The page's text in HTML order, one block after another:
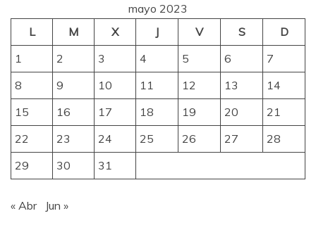
mayo 2023
L
M X J V S
D
1
2 3 4 5 6
7
8
9 10 11 12 13
14
15
16 17 18 19 20
21
22
23 24 25 26 27
28
29
30 31
« Abr Jun »